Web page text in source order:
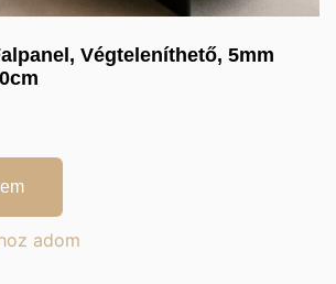
Végteleníthető, 5mm
adom